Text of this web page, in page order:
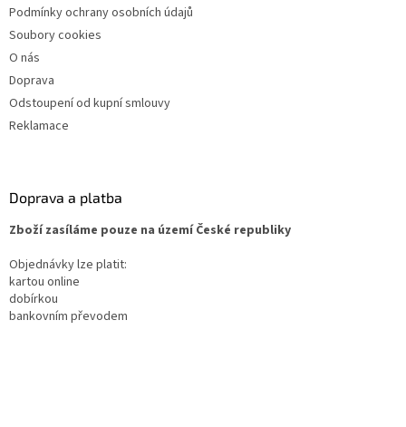
Podmínky ochrany osobních údajů
Soubory cookies
O nás
Doprava
Odstoupení od kupní smlouvy
Reklamace
Doprava a platba
Zboží zasíláme pouze na území České republiky
Objednávky lze platit:
kartou online
dobírkou
bankovním převodem